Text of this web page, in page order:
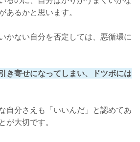
あるかと思います。
かない自分を否定しては、悪循環に
き寄せになってしまい、ドツボには
自分さえも「いいんだ」と認めてあ
が大切です。